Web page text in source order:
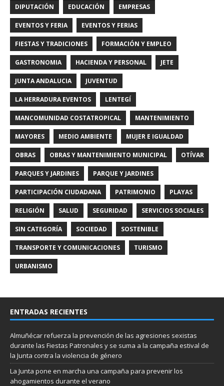
DIPUTACIÓN EDUCACIÓN EMPRESAS
EVENTOS Y FERIA EVENTOS Y FERIAS
FIESTAS Y TRADICIONES FORMACIÓN Y EMPLEO
GASTRONOMIA HACIENDA Y PERSONAL JETE
JUNTA ANDALUCIA JUVENTUD
LA HERRADURA EVENTOS LENTEGÍ
MANCOMUNIDAD COSTATROPICAL MANTENIMIENTO
MAYORES MEDIO AMBIENTE MUJER E IGUALDAD
OBRAS OBRAS Y MANTENIMIENTO MUNICIPAL OTÍVAR
PARQUES Y JARDINES PARQUE Y JARDINES
PARTICIPACIÓN CIUDADANA PATRIMONIO PLAYAS
RELIGIÓN SALUD SEGURIDAD SERVICIOS SOCIALES
SIN CATEGORÍA SOCIEDAD SOSTENIBLE
TRANSPORTE Y COMUNICACIONES TURISMO
URBANISMO
ENTRADAS RECIENTES
Almuñécar refuerza la prevención de las agresiones sexistas
durante las Fiestas Patronales y se suma a la campaña estival de
la Junta contra la violencia de género
La Junta pone en marcha una campaña para prevenir los
ahogamientos durante el verano